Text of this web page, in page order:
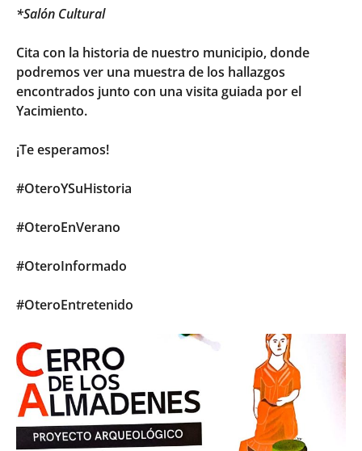
*Salón Cultural
Cita con la historia de nuestro municipio, donde
podremos ver una muestra de los hallazgos
encontrados junto con una visita guiada por el
Yacimiento.
¡Te esperamos!
#OteroYSuHistoria
#OteroEnVerano
#OteroInformado
#OteroEntretenido